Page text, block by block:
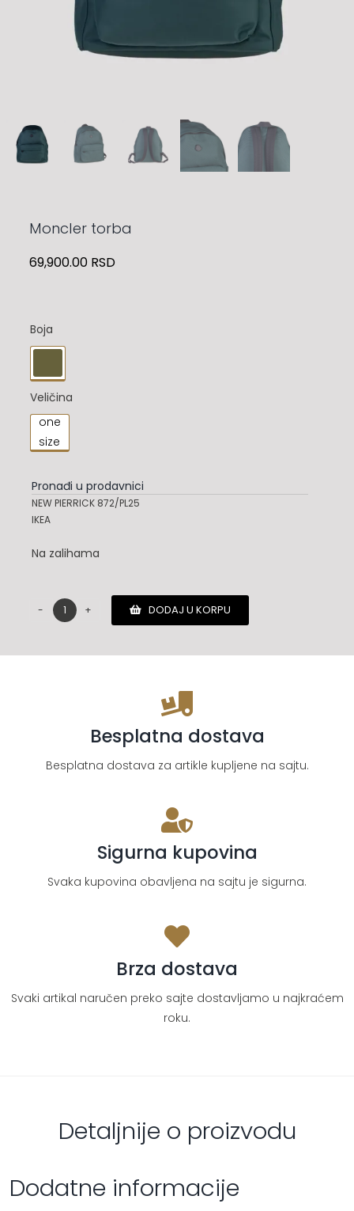
Moncler torba
69,900.00 RSD
Boja
Veličina
one
size
Pronađi u prodavnici
NEW PIERRICK 872/PL25
IKEA
Na zalihama
Moncler
DODAJ U KORPU
Besplatna dostava
Besplatna dostava za artikle kupljene na sajtu.
Sigurna kupovina
Svaka kupovina obavljena na sajtu je sigurna.
Brza dostava
Svaki artikal naručen preko sajte dostavljamo u najkraćem
roku.
Detaljnije o proizvodu
Dodatne informacije